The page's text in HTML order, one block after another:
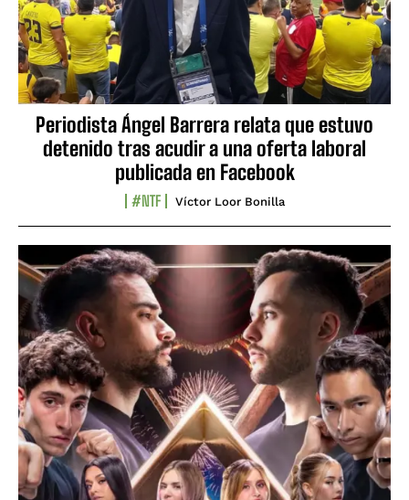
Periodista Ángel Barrera relata que estuvo
detenido tras acudir a una oferta laboral
publicada en Facebook
#NTF Víctor Loor Bonilla